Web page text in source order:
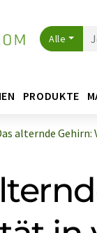
Alle
PRODUKTE
alternde Gehirn: